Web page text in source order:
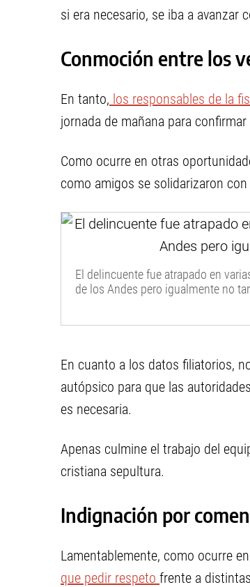
si era necesario, se iba a avanzar
Conmoción entre los
En tanto, los responsables de la
jornada de mañana para
Como ocurre en otras
como amigos se solidarizaron
El delincuente fue atrapado en
de los Andes pero igualmente no
En cuanto a los datos filiatorios,
autópsico para que las
es necesaria.
Apenas culmine el trabajo del
cristiana sepultura.
Indignación por
Lamentablemente, como ocurre
que pedir respeto frente a